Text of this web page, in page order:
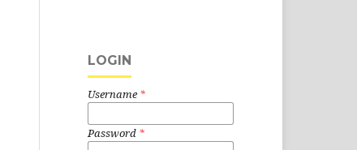
LOGIN
Username *
Password *